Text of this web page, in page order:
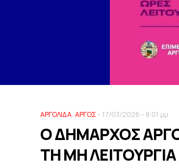
ΑΡΓΟΛΙΔΑ, ΑΡΓΟΣ - 17/03/2026 - 8:01 μμ
Ο ΔΗΜΑΡΧΟΣ
ΤΗ ΜΗ